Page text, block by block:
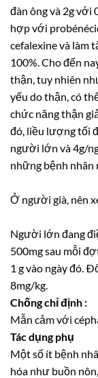
đàn ông và 2g với
hợp với
cefalexine và làm
100%. Cho đến
thận, tuy nhiên
yếu do thận, có
chức năng thận
đó, liều lượng tối
người lớn và 4g/
những bệnh nhân
Ở người già, nên
Người lớn đang
500mg sau mỗi
1 g vào ngày đó.
8mg/kg.
Chống chỉ định :
Mẫn cảm với
Tác dụng phụ
Một số ít bệnh
hóa như buồn